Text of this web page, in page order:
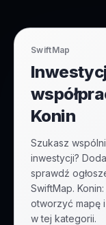
SwiftMap
Konin
Szukasz
inwestycji?
sprawdź
SwiftMap.
otworzyć mapę
w tej kategorii.